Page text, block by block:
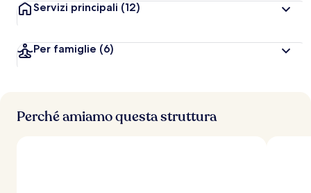
Servizi principali (12)
Per famiglie (6)
Perché amiamo questa struttura